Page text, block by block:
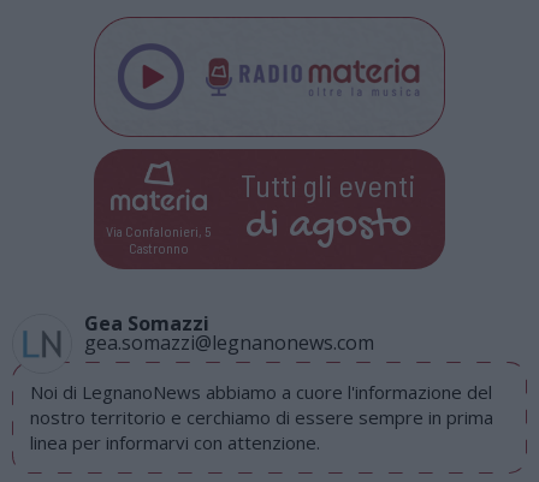
Via Confalonieri, 5
Castronno
Tutti gli eventi
di agosto
Gea Somazzi
gea.somazzi@legnanonews.com
Noi di LegnanoNews abbiamo a cuore l'informazione del
nostro territorio e cerchiamo di essere sempre in prima
linea per informarvi con attenzione.